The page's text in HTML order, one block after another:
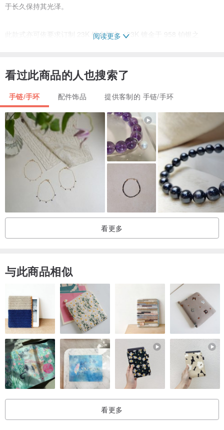
于长久保持其光泽。
此款式亦可依要求订制 23K 镀金版本（23K 镀金于 958 铂银之
我们是由一对夫妻、先生的父母以及两位制作人员所组成的团队。我
们为热爱生活的人们，亲手制作充满趣味的原创饰品。
若您来到可爱的东京，欢迎莅临我们的店铺。
感谢您的欣赏！
阅读更多
看过此商品的人也搜索了
手链/手环 配件饰品 提供客制的 手链/手环
看更多
与此商品相似
看更多